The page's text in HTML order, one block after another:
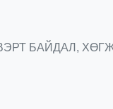
БАЙДАЛ,